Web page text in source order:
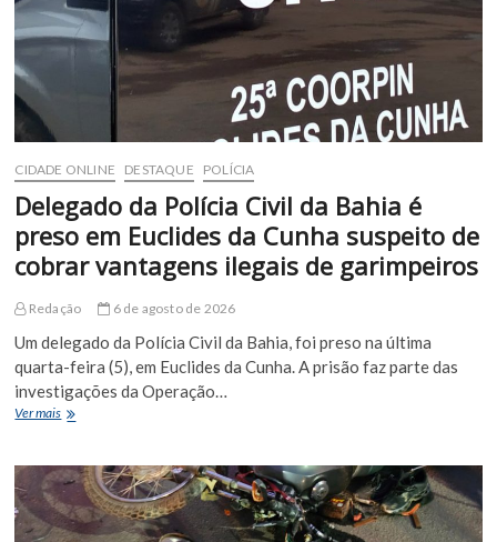
CIDADE ONLINE DESTAQUE POLÍCIA
Delegado da Polícia Civil da Bahia é
preso em Euclides da Cunha suspeito de
cobrar vantagens ilegais de garimpeiros
Redação 6 de agosto de 2026
Um delegado da Polícia Civil da Bahia, foi preso na última
quarta-feira (5), em Euclides da Cunha. A prisão faz parte das
investigações da Operação…
Ver maisDelegado
Civil
da
Bahia
é